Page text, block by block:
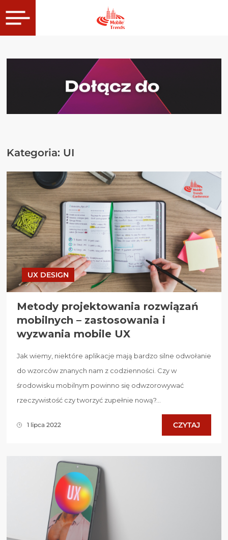
Kategoria: UI
UX DESIGN
Metody projektowania rozwiązań
mobilnych – zastosowania i
wyzwania mobile UX
Jak wiemy, niektóre aplikacje mają bardzo silne odwołanie
do wzorców znanych nam z codzienności. Czy w
środowisku mobilnym powinno się odwzorowywać
rzeczywistość czy tworzyć zupełnie nową?...
1 lipca 2022 CZYTAJ